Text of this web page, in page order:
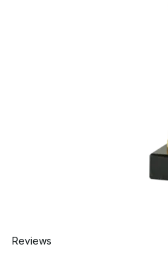
Reviews